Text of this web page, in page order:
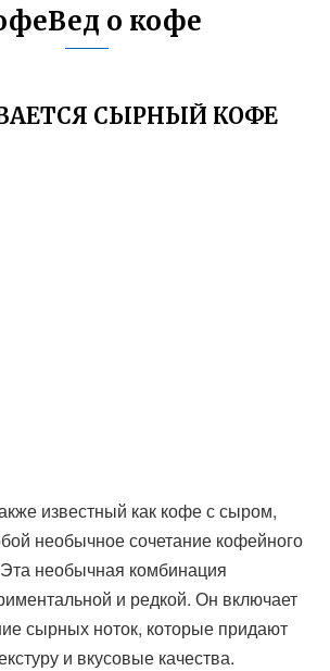
о кофе
СЫРНЫЙ КОФЕ
известный как кофе с сыром,
необычное сочетание кофейного
необычная комбинация
и редкой. Он включает
сырных ноток, которые придают
и вкусовые качества.